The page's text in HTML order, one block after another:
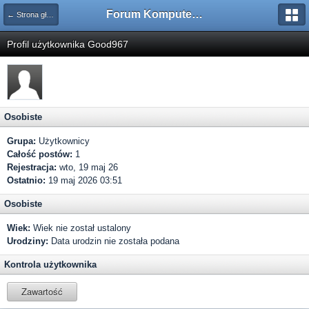
← Strona główna Forum Komputerowe PCFoster.pl
Profil użytkownika Good967
Osobiste
Grupa: Użytkownicy
Całość postów: 1
Rejestracja: wto, 19 maj 26
Ostatnio: 19 maj 2026 03:51
Osobiste
Wiek: Wiek nie został ustalony
Urodziny: Data urodzin nie została podana
Kontrola użytkownika
Zawartość